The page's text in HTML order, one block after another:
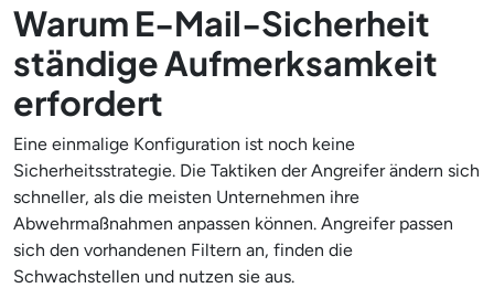
Warum E-Mail-Sicherheit
ständige Aufmerksamkeit
erfordert
Eine einmalige Konfiguration ist noch keine
Sicherheitsstrategie. Die Taktiken der Angreifer ändern sich
schneller, als die meisten Unternehmen ihre
Abwehrmaßnahmen anpassen können. Angreifer passen
sich den vorhandenen Filtern an, finden die
Schwachstellen und nutzen sie aus.